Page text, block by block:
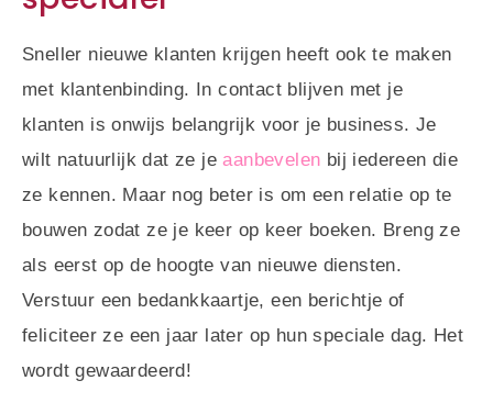
Sneller nieuwe klanten krijgen heeft ook te maken
met klantenbinding. In contact blijven met je
klanten is onwijs belangrijk voor je business. Je
wilt natuurlijk dat ze jeaanbevelen bij iedereen die
ze kennen. Maar nog beter is om een relatie op te
bouwen zodat ze je keer op keer boeken. Breng ze
als eerst op de hoogte van nieuwe diensten.
Verstuur een bedankkaartje, een berichtje of
feliciteer ze een jaar later op hun speciale dag. Het
wordt gewaardeerd!